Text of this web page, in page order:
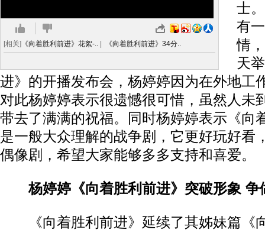
[相关] 《向着胜利前进》花絮-.. 《向着胜利前进》34分..
士
有
情
天
进》的开播发布会，杨婷婷因为在外地工
对此杨婷婷表示很遗憾很可惜，虽然人未
带去了满满的祝福。同时杨婷婷表示《向
是一般大众理解的战争剧，它更好玩好看
偶像剧，希望大家能够多多支持和喜爱。
杨婷婷《向着胜利前进》突破形象 争
《向着胜利前进》延续了其姊妹篇《